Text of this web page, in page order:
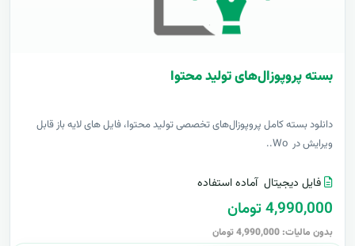
بسته پروپوزال‌های تولید محتوا
دانلود بسته کامل پروپوزال‌های تخصصی تولید محتوا، فایل های لایه باز قابل
ویرایش در Wo..
فایل دیجیتال آماده استفاده
4,990,000 تومان
بدون مالیات: 4,990,000 تومان